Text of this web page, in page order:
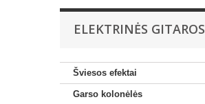
ELEKTRINĖS GITAROS
Šviesos efektai
Garso kolonėlės